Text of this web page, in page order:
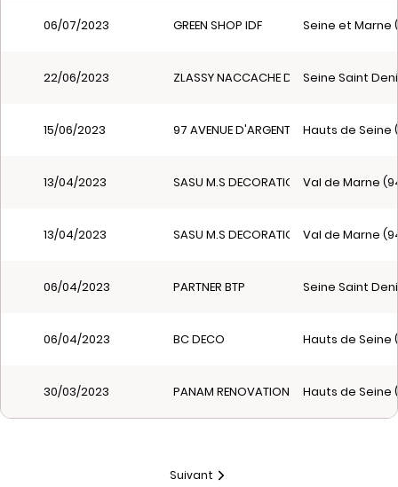
06/07/2023 GREEN SHOP IDF Seine et Marne
22/06/2023 ZLASSY NACCACHE DAVIDSeine Saint
15/06/2023 97 AVENUE D'ARGENTEUIL 92600Hauts de Seine
13/04/2023 SASU M.S DECORATION Val de Marne
13/04/2023 SASU M.S DECORATION Val de Marne
06/04/2023 PARTNER BTP Seine Saint
06/04/2023 BC DECO Hauts de Seine
30/03/2023 PANAM RENOVATION Hauts de Seine
Suivant